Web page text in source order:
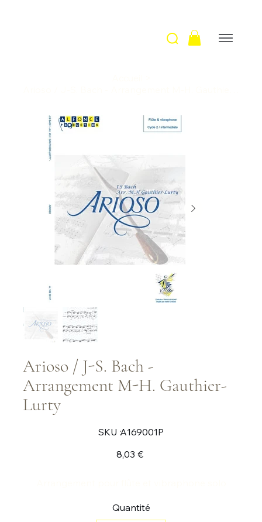
Arioso / J-S. Bach -
Arrangement M-H. Gauthier-
Lurty
SKU :SKU
A169001P
A169001P
8,03 €
Quantité